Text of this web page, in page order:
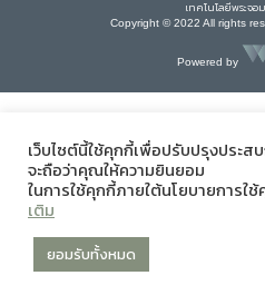
เทคโนโลยีพระจอ
Copyright © 2022 All rights
Powered by
เว็บไซต์นี้ใช้คุกกี้เพื่อปรับปรุงประส
จะถือว่าคุณให้ความยินยอม
ในการใช้คุกกี้ภายใต้นโยบายการใช้
เติม
ยอมรับทั้งหมด